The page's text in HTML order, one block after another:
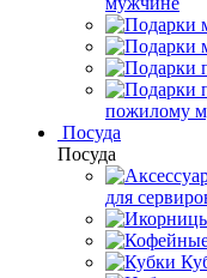
пожилому
Посуда
Посуда
для